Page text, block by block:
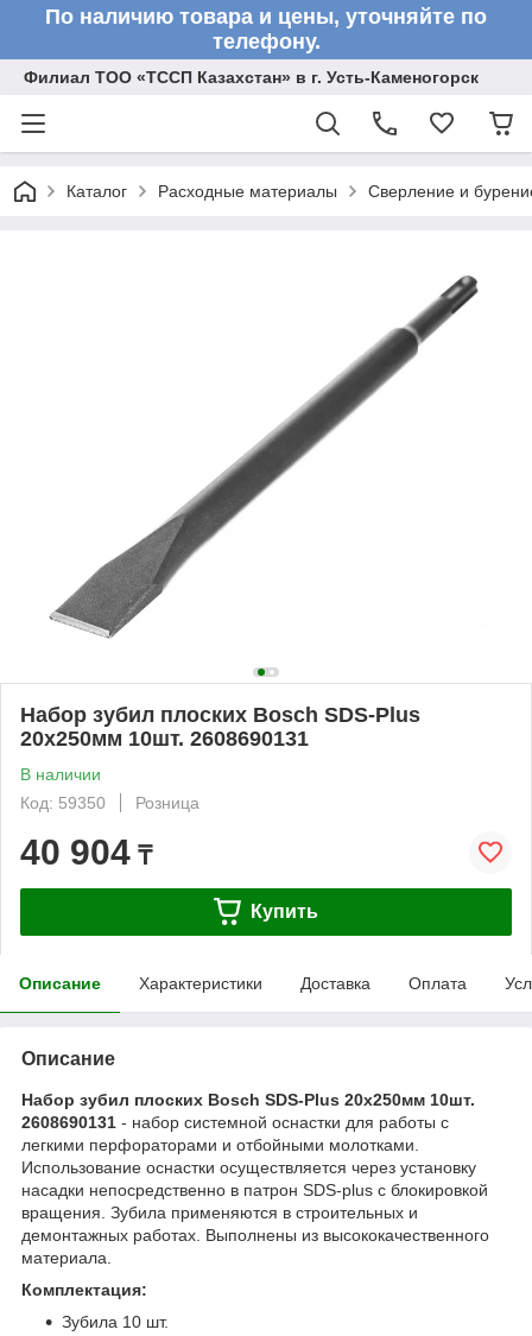
По наличию товара и цены, уточняйте по
телефону.
Филиал ТОО «ТССП Казахстан» в г. Усть-Каменогорск
Каталог Расходные материалы Сверление и
Набор зубил плоских Bosch SDS-Plus
20х250мм 10шт. 2608690131
В наличии
Код: 59350
Розница
40 904 ₸
Купить
Описание Характеристики Доставка Оплата
Описание
Набор зубил плоских Bosch SDS-Plus 20х250мм 10шт.
2608690131 - набор системной оснастки для работы с
легкими перфораторами и отбойными молотками.
Использование оснастки осуществляется через установку
насадки непосредственно в патрон SDS-plus с блокировкой
вращения. Зубила применяются в строительных и
демонтажных работах. Выполнены из высококачественного
материала.
Комплектация:
Зубила 10 шт.